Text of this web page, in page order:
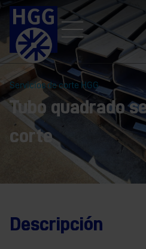
Servicios de corte HGG
Tubo quadrado
corte
Descripción